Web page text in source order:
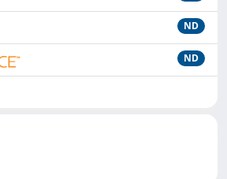
ND
ND